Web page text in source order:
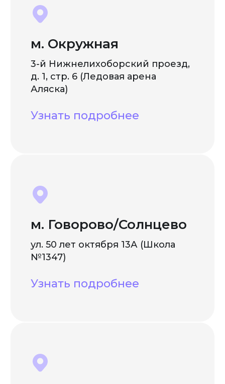
м. Окружная
3-й Нижнелихоборский проезд,
д. 1, стр. 6 (Ледовая арена
Аляска)
Узнать подробнее
м. Говорово/Солнцево
ул. 50 лет октября 13А (Школа
№1347)
Узнать подробнее